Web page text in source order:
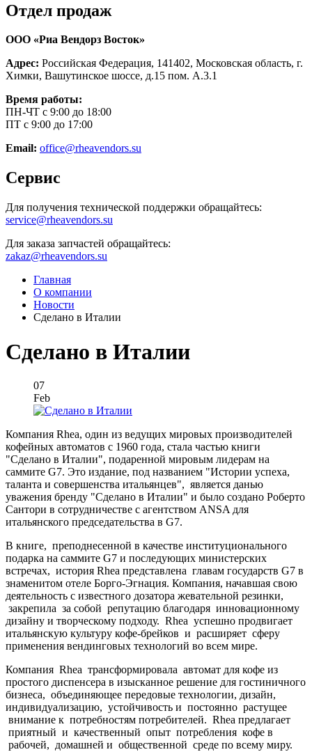
Отдел продаж
ООО «Риа Вендорз Восток»
Адрес: Российская Федерация, 141402, Московская область, г.
Химки, Вашутинское шоссе, д.15 пом. А.3.1
Время работы:
ПН-ЧТ с 9:00 до 18:00
ПТ с 9:00 до 17:00
Email: office@rheavendors.su
Сервис
Для получения технической поддержки обращайтесь:
service@rheavendors.su
Для заказа запчастей обращайтесь:
zakaz@rheavendors.su
Главная
О компании
Новости
Сделано в Италии
Сделано в Италии
07
Feb
Компания Rhea, один из ведущих мировых производителей
кофейных автоматов с 1960 года, стала частью книги
"Сделано в Италии", подаренной мировым лидерам на
саммите G7. Это издание, под названием "Истории успеха,
таланта и совершенства итальянцев", является данью
уважения бренду "Сделано в Италии" и было создано Роберто
Сантори в сотрудничестве с агентством ANSA для
итальянского председательства в G7.
В книге, преподнесенной в качестве институционального
подарка на саммите G7 и последующих министерских
встречах, история Rhea представлена главам государств G7 в
знаменитом отеле Борго-Эгнация. Компания, начавшая свою
деятельность с известного дозатора жевательной резинки,
закрепила за собой репутацию благодаря инновационному
дизайну и творческому подходу. Rhea успешно продвигает
итальянскую культуру кофе-брейков и расширяет сферу
применения вендинговых технологий во всем мире.
Компания Rhea трансформировала автомат для кофе из
простого диспенсера в изысканное решение для гостиничного
бизнеса, объединяющее передовые технологии, дизайн,
индивидуализацию, устойчивость и постоянно растущее
внимание к потребностям потребителей. Rhea предлагает
приятный и качественный опыт потребления кофе в
рабочей, домашней и общественной среде по всему миру.